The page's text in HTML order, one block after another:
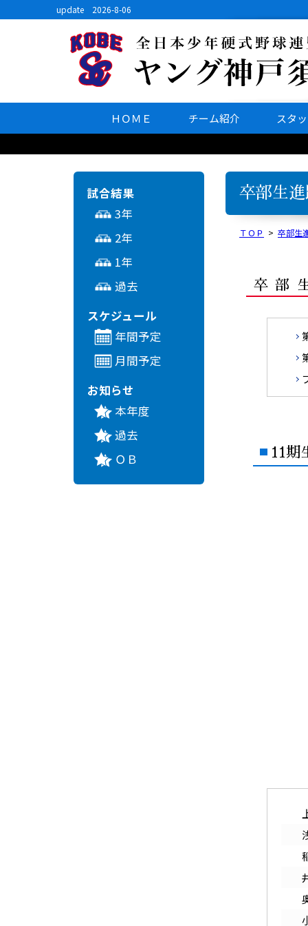
update 2026-8-06
ＨＯＭＥ チーム紹介 スタ
試合結果
3年
2年
1年
過去
スケジュール
年間予定
月間予定
お知らせ
本年度
過去
ＯＢ
卒部生
ＴＯＰ > 卒部生
卒部
11期